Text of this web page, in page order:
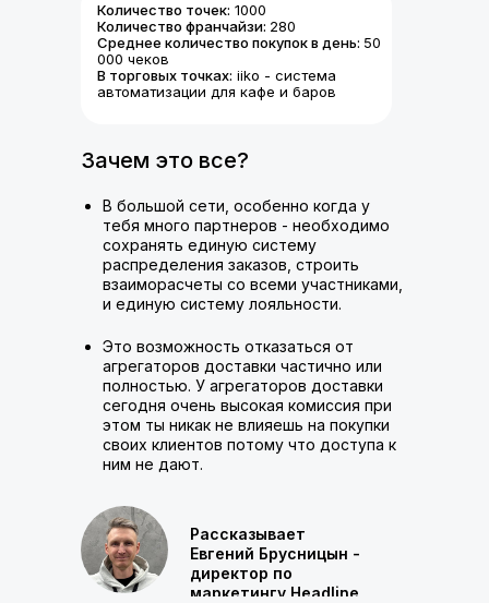
Количество точек: 1000
Количество франчайзи: 280
Среднее количество покупок в день: 50
000 чеков
В торговых точках: iiko - система
автоматизации для кафе и баров
Зачем это все?
В большой сети, особенно когда у
тебя много партнеров - необходимо
сохранять единую систему
распределения заказов, строить
взаиморасчеты со всеми участниками,
и единую систему лояльности.
Рассказывает
Евгений Брусницын -
директор по
маркетингу Headline
Это возможность отказаться от
агрегаторов доставки частично или
полностью. У агрегаторов доставки
сегодня очень высокая комиссия при
этом ты никак не влияешь на покупки
своих клиентов потому что доступа к
ним не дают.